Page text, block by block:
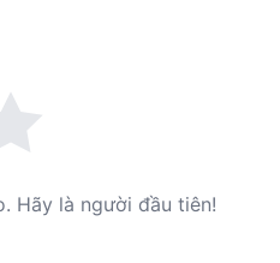
Hãy là người đầu tiên!